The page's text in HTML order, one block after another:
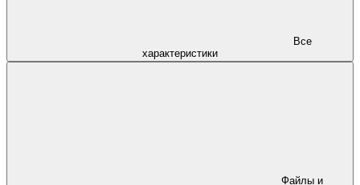
характеристики